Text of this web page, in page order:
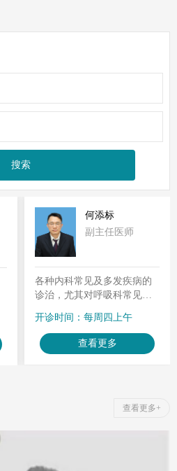
何添标
副主任医师
各种内科常见及多发疾病的
诊治，尤其对呼吸科常见
肺疾病、肺源性心脏病、支
气管哮喘、肺炎、支气管扩
张症、胸腔积液等疾病）的
开诊时间：每周四上午
查看更多
查看更多+